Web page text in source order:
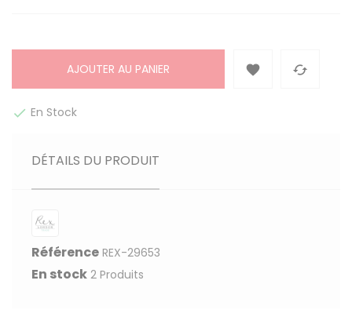
AJOUTER AU PANIER  
 En Stock
DÉTAILS DU PRODUIT
Référence REX-29653
En stock 2 Produits